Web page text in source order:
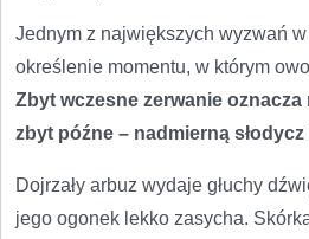
Jednym z największych wyzwań
określenie momentu, w którym
Zbyt wczesne zerwanie oznacza
zbyt późne – nadmierną
Dojrzały arbuz wydaje głuchy
jego ogonek lekko zasycha.